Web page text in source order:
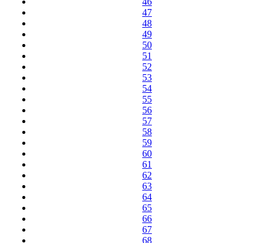
47
48
49
50
51
52
53
54
55
56
57
58
59
60
61
62
63
64
65
66
67
68